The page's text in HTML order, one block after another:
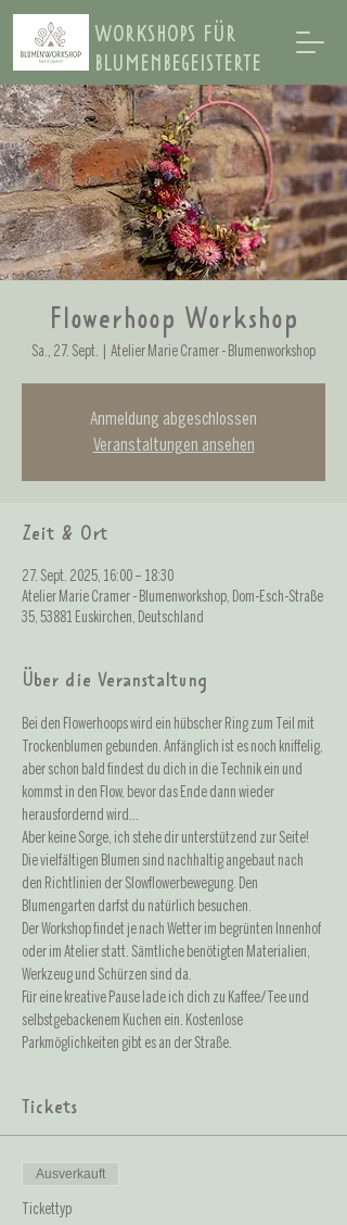
WORKSHOPS FÜR
BLUMENBEGEISTERTE
Flowerhoop Workshop
Sa., 27. Sept. Atelier Marie Cramer - Blumenworkshop
Anmeldung abgeschlossen
Veranstaltungen ansehen
Zeit & Ort
27. Sept. 2025, 16:00 – 18:30
Atelier Marie Cramer - Blumenworkshop, Dom-Esch-Straße
35, 53881 Euskirchen, Deutschland
Über die Veranstaltung
Bei den Flowerhoops wird ein hübscher Ring zum Teil mit
Trockenblumen gebunden. Anfänglich ist es noch kniffelig,
aber schon bald findest du dich in die Technik ein und
kommst in den Flow, bevor das Ende dann wieder
herausfordernd wird...
Aber keine Sorge, ich stehe dir unterstützend zur Seite!
Die vielfältigen Blumen sind nachhaltig angebaut nach
den Richtlinien der Slowflowerbewegung. Den
Blumengarten darfst du natürlich besuchen.
Der Workshop findet je nach Wetter im begrünten Innenhof
oder im Atelier statt. Sämtliche benötigten Materialien,
Werkzeug und Schürzen sind da.
Für eine kreative Pause lade ich dich zu Kaffee/Tee und
selbstgebackenem Kuchen ein. Kostenlose
Parkmöglichkeiten gibt es an der Straße.
Tickets
Ausverkauft
Tickettyp